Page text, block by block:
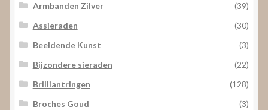
Armbanden Zilver
(39)
Assieraden
(30)
Beeldende Kunst
(3)
Bijzondere sieraden
(22)
Brilliantringen
(128)
Broches Goud
(3)